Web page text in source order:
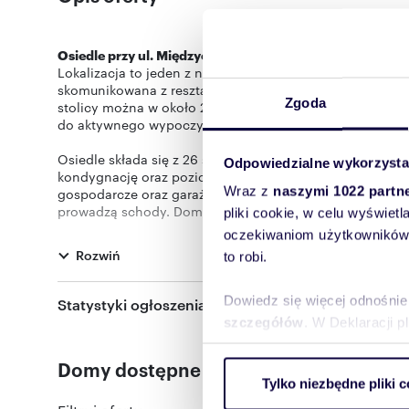
Zgoda
Odpowiedzialne
Wraz z naszymi 1022
pliki cookie, w celu
oczekiwaniom
to robi.
Dowiedz się więcej
szczegółów . W Deklaracji
ruch w naszej witrynie.
Tylko niezbędne pliki
Osiedle przy ul. Międzyosiedlowej
Lokalizacja to jeden z najważniejszych atutów
skomunikowana z resztą Warszawy dzięki dobrze
stolicy można w około 20 minut dotrzeć samochodem
do aktywnego wypoczynku, gwarantując jednocześnie
Osiedle składa się z 26 segmentów, a każdy z nich
kondygnację oraz poziom poddasza. Na parterze mieści
gospodarcze oraz garaż. Piętro to trzy pokoje, hol i
prowadzą schody. Domy zostały wykonane z wysokiej
koszty utrzymania. W segmentach zastosowano
ogrzewanie realizowane jest poprzez dwufunkcyjny
także wyposażone w schody na piętro i poddasze.
grzewczą, internetową i alarmową.
Domy posiadają ogrodzone ogródki, a przed bramą
Rozwiń
Statystyki ogłoszenia:
Domy dostępne w inwestycji